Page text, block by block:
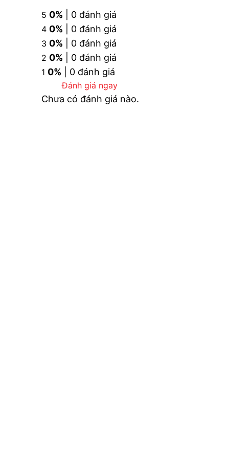
5 0% | 0 đánh giá
4 0% | 0 đánh giá
3 0% | 0 đánh giá
2 0% | 0 đánh giá
1 0% | 0 đánh giá
Đánh giá ngay
Chưa có đánh giá nào.